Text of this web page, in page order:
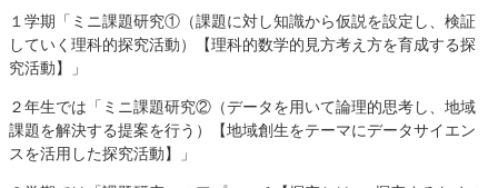
１学期「ミニ課題研究①（課題に対し知識から仮説を設定し、検証
していく理科的探究活動）【理科的数学的見方考え方を育成する探
究活動】」
２年生では「ミニ課題研究②（データを用いて論理的思考し、地域
課題を解決する提案を行う）【地域創生をテーマにデータサイエン
スを活用した探究活動】」